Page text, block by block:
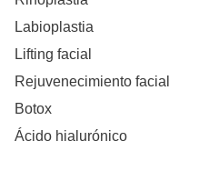
Labioplastia
Lifting facial
Rejuvenecimiento facial
Botox
Ácido hialurónico